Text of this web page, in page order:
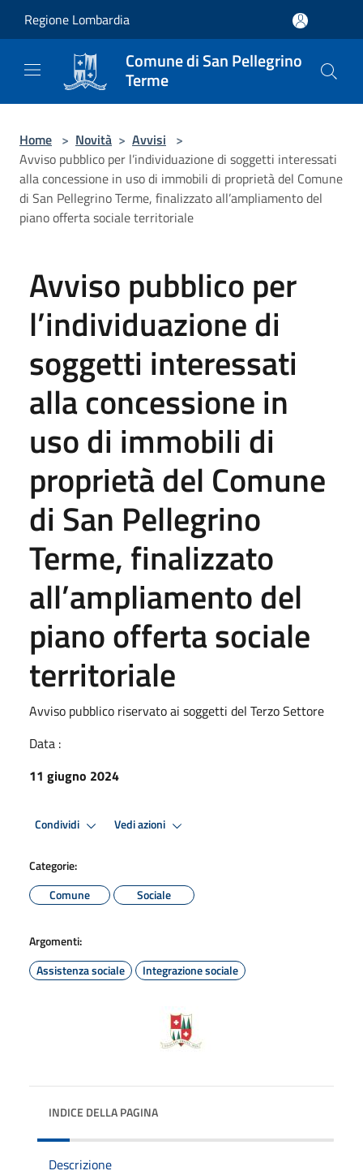
Regione Lombardia
Comune di San Pellegrino
Terme
Home > Novità > Avvisi >
Avviso pubblico per l’individuazione di soggetti interessati
alla concessione in uso di immobili di proprietà del Comune
di San Pellegrino Terme, finalizzato all’ampliamento del
piano offerta sociale territoriale
Avviso pubblico per
l’individuazione di
soggetti interessati
alla concessione in
uso di immobili di
proprietà del Comune
di San Pellegrino
Terme, finalizzato
all’ampliamento del
piano offerta sociale
territoriale
Avviso pubblico riservato ai soggetti del Terzo Settore
Data :
11 giugno 2024
Condividi Vedi azioni
Categorie:
Comune
Sociale
Argomenti:
Assistenza sociale
Integrazione sociale
INDICE DELLA PAGINA
Descrizione